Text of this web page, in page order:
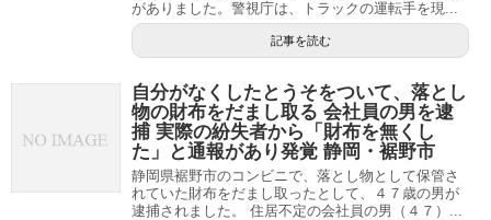
がありました。警視庁は、トラックの運転手を現...
記事を読む
自分がなくしたとうそをついて、落とし
物の財布をだまし取る 会社員の男を逮
捕 実際の紛失者から「財布を無くし
た」と通報があり発覚 静岡・裾野市
静岡県裾野市のコンビニで、落とし物として保管さ
れていた財布をだまし取ったとして、４７歳の男が
逮捕されました。 住居不定の会社員の男（４７）...